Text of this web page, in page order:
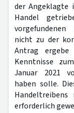
der Angeklagte
Handel
nicht zu der
Antrag
Kenntnisse
Januar 2021
haben solle.
erforderlich